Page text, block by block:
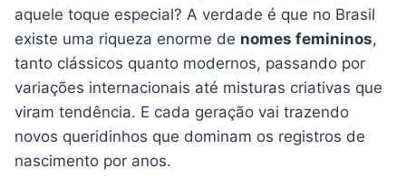
aquele toque especial? A verdade é que no Brasil
existe uma riqueza enorme de nomes femininos,
tanto clássicos quanto modernos, passando por
variações internacionais até misturas criativas que
viram tendência. E cada geração vai trazendo
novos queridinhos que dominam os registros de
nascimento por anos.